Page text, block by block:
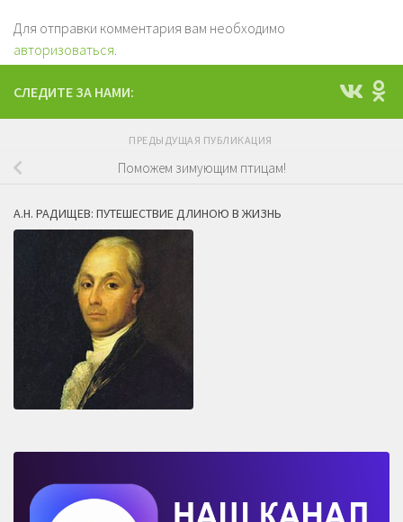
Для отправки комментария вам необходимо
авторизоваться.
СЛЕДИТЕ ЗА НАМИ:
ПРЕДЫДУЩАЯ ПУБЛИКАЦИЯ
Поможем зимующим птицам!
А.Н. РАДИЩЕВ: ПУТЕШЕСТВИЕ ДЛИНОЮ В ЖИЗНЬ